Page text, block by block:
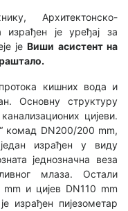
Архитектонско-
израђен је уређај за
јеВиши асистент на
кишних вода и
Основну структуру
цијеви.
комад DN200/200 mm,
израђен у виду
једнозначна веза
млаза. Остали
и цијев DN110 mm
израђен пијезометар